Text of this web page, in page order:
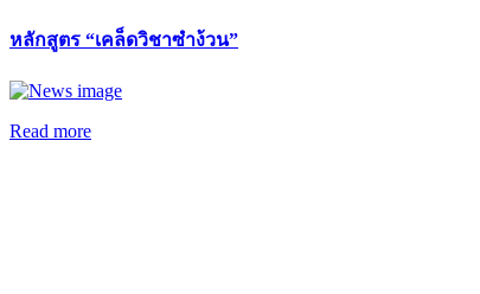
หลักสูตร “เคล็ดวิชาซำง้วน”
Read more